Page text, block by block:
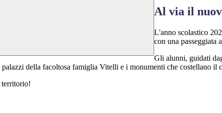
Al via il
L'anno scolastico
con una passeggiata
Gli alunni, guidati
della facoltosa famiglia Vitelli e i monumenti che costellano il
territorio!